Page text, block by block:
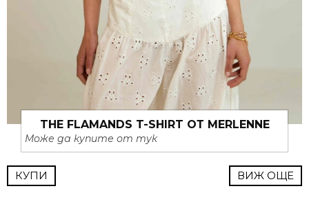
THE FLAMANDS T-SHIRT ОТ MERLENNE
Може да купите от тук
КУПИ ВИЖ ОЩЕ